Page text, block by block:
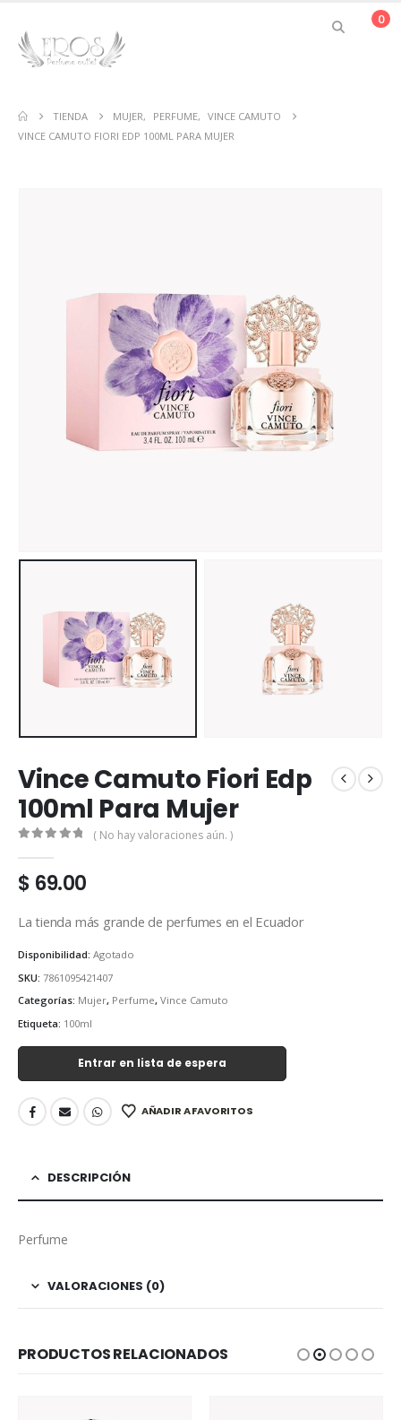
0
TIENDA MUJER, PERFUME,
VINCE CAMUTO
VINCE CAMUTO FIORI EDP 100ML PARA MUJER
Vince Camuto Fiori Edp
100ml Para Mujer
( No hay valoraciones aún. )
$ 69.00
La tienda más grande de perfumes en el Ecuador
Disponibilidad: Agotado
SKU: 7861095421407
Categorías: Mujer, Perfume, Vince Camuto
Etiqueta: 100ml
Entrar en lista de espera
AÑADIR A FAVORITOS
DESCRIPCIÓN
Perfume
VALORACIONES (0)
PRODUCTOS RELACIONADOS